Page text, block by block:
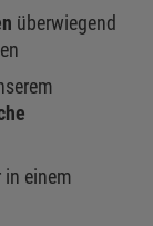
überwiegend
in einem